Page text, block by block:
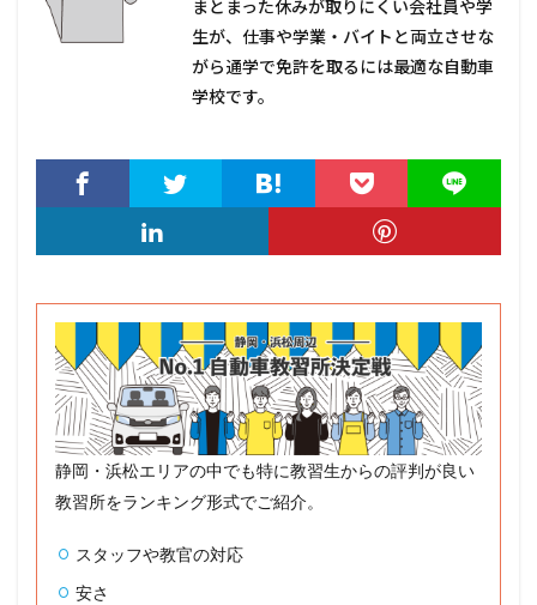
まとまった休みが取りにくい会社員や学
生が、仕事や学業・バイトと両立させな
がら通学で免許を取るには最適な自動車
学校です。
静岡・浜松エリアの中でも特に教習生からの評判が良い
教習所をランキング形式でご紹介。
スタッフや教官の対応
安さ